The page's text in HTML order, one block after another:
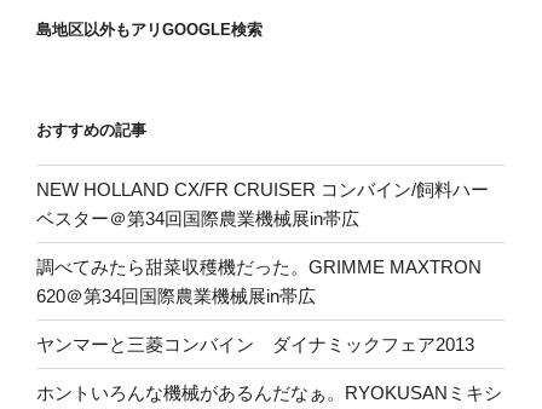
島地区以外もアリGOOGLE検索
おすすめの記事
NEW HOLLAND CX/FR CRUISER コンバイン/飼料ハー
ベスター＠第34回国際農業機械展in帯広
調べてみたら甜菜収穫機だった。GRIMME MAXTRON
620＠第34回国際農業機械展in帯広
ヤンマーと三菱コンバイン ダイナミックフェア2013
ホントいろんな機械があるんだなぁ。RYOKUSANミキシ